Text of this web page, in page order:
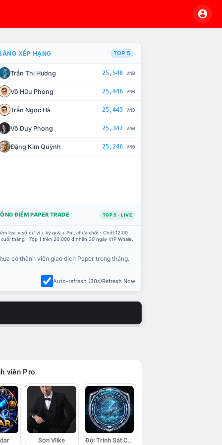
CHẾ TÀI XỬ LÝ VI PHẠM
XẾP HẠNG TOP 5
Trần Thị Hương 25,548 VNĐ
Võ Hữu Phong 25,446 VNĐ
Trần Ngọc Hà 25,445 VNĐ
Võ Duy Phong 25,347 VNĐ
Đặng Kim Quỳnh 25,246 VNĐ
ĐIỂM PAPER TRADE TOP 5 · LIVE
live = số dư ví + ký quỹ + PnL chưa chốt · Chốt 12:00
tháng · Top 1 trên 20.000 đ nhận 30 ngày VIP Whale.
có thành viên giao dịch Paper trong tháng.
Auto-refresh (30s)Refresh Now
viên Pro
Sơn Vlike Đội Trinh Sát Cá Voi